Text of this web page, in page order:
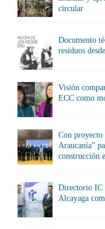
circular
Documento
residuos
Visión
ECC como
Con proyecto
Araucanía”
construcción
Directorio IC
Alcayaga